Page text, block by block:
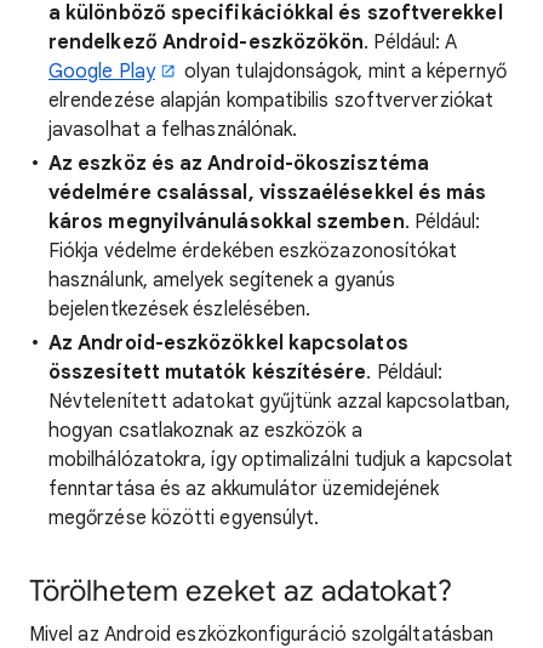
a különböző specifikációkkal és szoftverekkel
rendelkező Android-eszközökön. Például: A
Google Play
olyan tulajdonságok, mint a képernyő
elrendezése alapján kompatibilis szoftververziókat
javasolhat a felhasználónak.
Az eszköz és az Android-ökoszisztéma
védelmére csalással, visszaélésekkel és más
káros megnyilvánulásokkal szemben. Például:
Fiókja védelme érdekében eszközazonosítókat
használunk, amelyek segítenek a gyanús
bejelentkezések észlelésében.
Az Android-eszközökkel kapcsolatos
összesített mutatók készítésére. Például:
Névtelenített adatokat gyűjtünk azzal kapcsolatban,
hogyan csatlakoznak az eszközök a
mobilhálózatokra, így optimalizálni tudjuk a kapcsolat
fenntartása és az akkumulátor üzemidejének
megőrzése közötti egyensúlyt.
Törölhetem ezeket az adatokat?
Mivel az Android eszközkonfiguráció szolgáltatásban